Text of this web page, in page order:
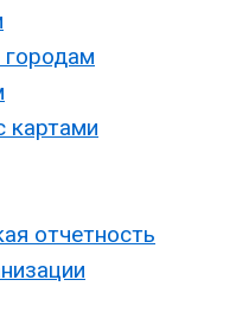
городам
картами
отчетность